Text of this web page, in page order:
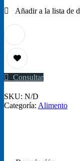
Consultar
SKU: N/D
Categoría: Alimento